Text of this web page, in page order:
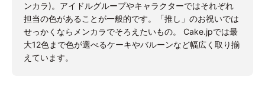
ンカラ)。アイドルグループやキャラクターではそれぞれ
担当の色があることが一般的です。「推し」のお祝いでは
せっかくならメンカラでそろえたいもの。 Cake.jpでは最
大12色まで色が選べるケーキやバルーンなど幅広く取り揃
えています。